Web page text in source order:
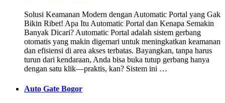
Solusi Keamanan Modern dengan Automatic Portal yang Gak
Bikin Ribet! Apa Itu Automatic Portal dan Kenapa Semakin
Banyak Dicari? Automatic Portal adalah sistem gerbang
otomatis yang makin digemari untuk meningkatkan keamanan
dan efisiensi di area akses terbatas. Bayangkan, tanpa harus
turun dari kendaraan, Anda bisa buka tutup gerbang hanya
dengan satu klik—praktis, kan? Sistem ini …
Auto Gate Bogor